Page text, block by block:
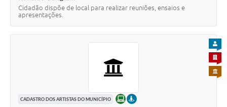
Cidadão dispõe de local para realizar reuniões, ensaios e
apresentações.
CADASTRO DOS ARTISTAS DO MUNICÍPIO ONLINEPRESENCIAL
PARA
PARA